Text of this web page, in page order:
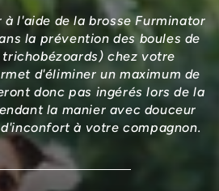
à l'aide de la brosse Furminator
la prévention des boules de
chez votre
d'éliminer un maximum de
donc pas ingérés lors de la
la manier avec douceur
à votre compagnon.